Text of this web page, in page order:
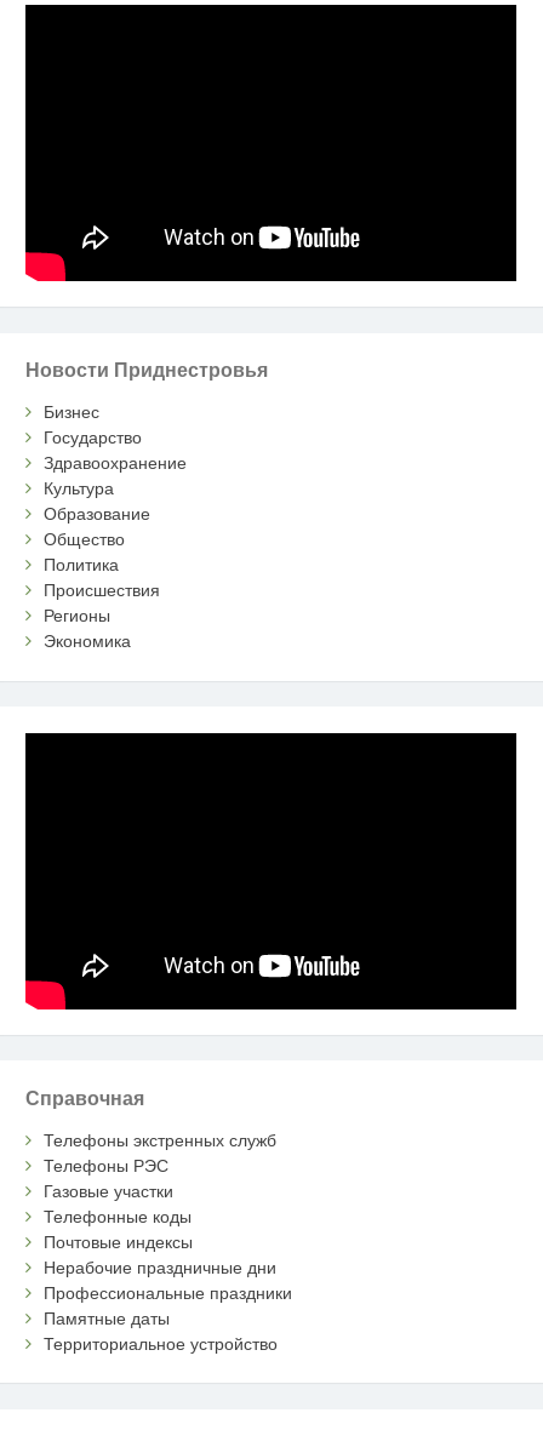
Новости Приднестровья
Бизнес
Государство
Здравоохранение
Культура
Образование
Общество
Политика
Происшествия
Регионы
Экономика
Справочная
Телефоны экстренных служб
Телефоны РЭС
Газовые участки
Телефонные коды
Почтовые индексы
Нерабочие праздничные дни
Профессиональные праздники
Памятные даты
Территориальное устройство